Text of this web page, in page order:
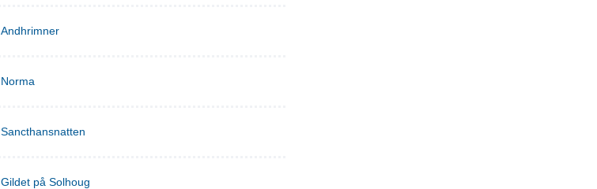
Andhrimner
Norma
Sancthansnatten
Gildet på Solhoug